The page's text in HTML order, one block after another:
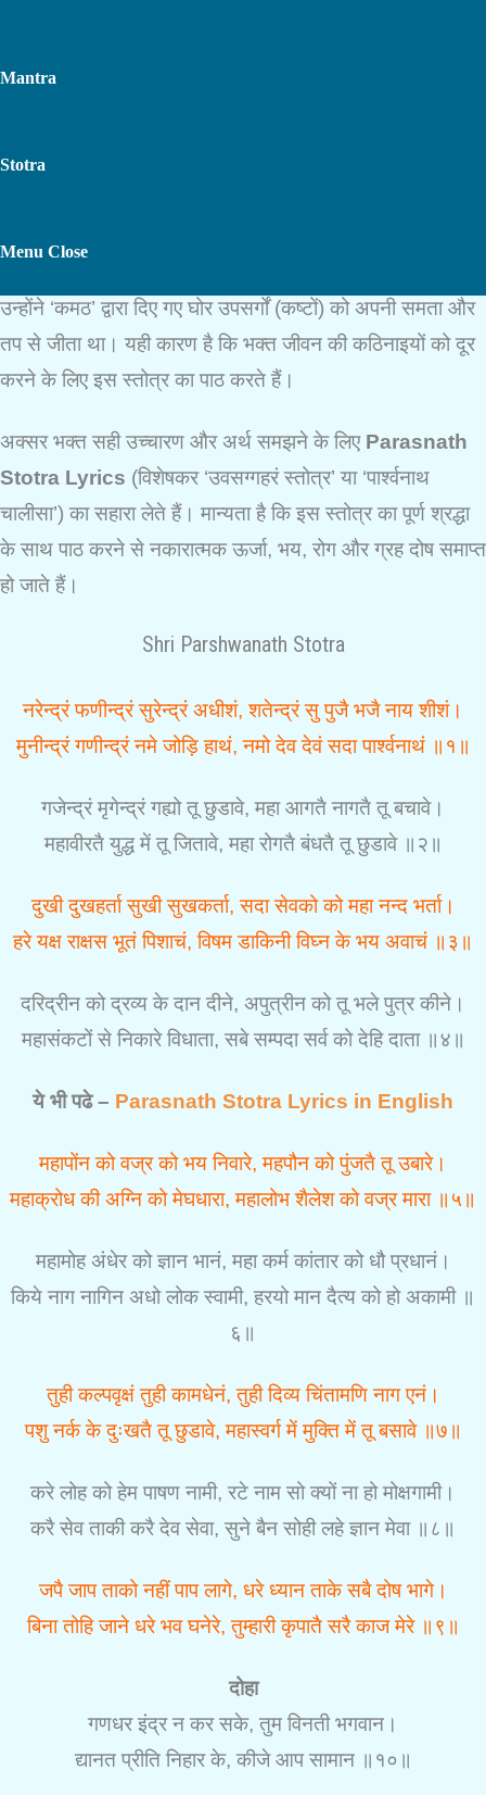
Mantra
Stotra
Toggle
Website
Menu Close
उन्होंने ‘कमठ’ द्वारा दिए गए घोर उपसर्गों (कष्टों) को अपनी समता और
तप से जीता था। यही कारण है कि भक्त जीवन की कठिनाइयों को दूर
करने के लिए इस स्तोत्र का पाठ करते हैं।
अक्सर भक्त सही उच्चारण और अर्थ समझने के लिए Parasnath
Stotra Lyrics (विशेषकर ‘उवसग्गहरं स्तोत्र’ या ‘पार्श्वनाथ
चालीसा’) का सहारा लेते हैं। मान्यता है कि इस स्तोत्र का पूर्ण श्रद्धा
के साथ पाठ करने से नकारात्मक ऊर्जा, भय, रोग और ग्रह दोष समाप्त
हो जाते हैं।
Shri Parshwanath Stotra
नरेन्द्रं फणीन्द्रं सुरेन्द्रं अधीशं, शतेन्द्रं सु पुजै भजै नाय शीशं।
मुनीन्द्रं गणीन्द्रं नमे जोड़ि हाथं, नमो देव देवं सदा पार्श्वनाथं ॥१॥
गजेन्द्रं मृगेन्द्रं गह्यो तू छुडावे, महा आगतै नागतै तू बचावे।
महावीरतै युद्ध में तू जितावे, महा रोगतै बंधतै तू छुडावे ॥२॥
दुखी दुखहर्ता सुखी सुखकर्ता, सदा सेवको को महा नन्द भर्ता।
हरे यक्ष राक्षस भूतं पिशाचं, विषम डाकिनी विघ्न के भय अवाचं ॥३॥
दरिद्रीन को द्रव्य के दान दीने, अपुत्रीन को तू भले पुत्र कीने।
महासंकटों से निकारे विधाता, सबे सम्पदा सर्व को देहि दाता ॥४॥
ये भी पढे – Parasnath Stotra Lyrics in English
महापोंन को वज्र को भय निवारे, महपौन को पुंजतै तू उबारे।
महाक्रोध की अग्नि को मेघधारा, महालोभ शैलेश को वज्र मारा ॥५॥
महामोह अंधेर को ज्ञान भानं, महा कर्म कांतार को धौ प्रधानं।
किये नाग नागिन अधो लोक स्वामी, हरयो मान दैत्य को हो अकामी ॥
६॥
तुही कल्पवृक्षं तुही कामधेनं, तुही दिव्य चिंतामणि नाग एनं।
पशु नर्क के दुःखतै तू छुडावे, महास्वर्ग में मुक्ति में तू बसावे ॥७॥
करे लोह को हेम पाषण नामी, रटे नाम सो क्यों ना हो मोक्षगामी।
करै सेव ताकी करै देव सेवा, सुने बैन सोही लहे ज्ञान मेवा ॥८॥
जपै जाप ताको नहीं पाप लागे, धरे ध्यान ताके सबै दोष भागे।
बिना तोहि जाने धरे भव घनेरे, तुम्हारी कृपातै सरै काज मेरे ॥९॥
दोहा
गणधर इंद्र न कर सके, तुम विनती भगवान।
द्यानत प्रीति निहार के, कीजे आप सामान ॥१०॥